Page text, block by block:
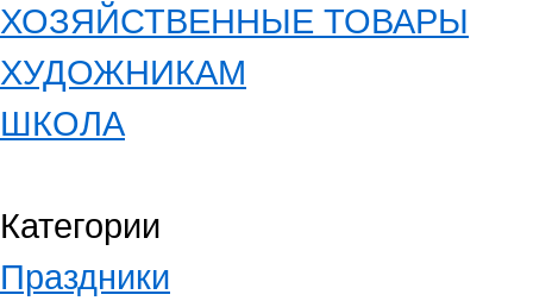
ХОЗЯЙСТВЕННЫЕ ТОВАРЫ
ХУДОЖНИКАМ
ШКОЛА
Категории
Праздники